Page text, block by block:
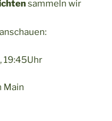
sammeln wir
19:45Uhr
Main